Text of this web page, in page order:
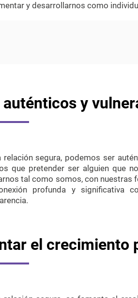
y desarrollarnos como
auténticos y
relación segura, podemos ser
que pretender ser alguien que
tal como somos, con nuestras
profunda y significativa
el crecimiento